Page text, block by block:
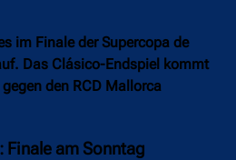
im Finale der Supercopa de
Das Clásico-Endspiel kommt
den RCD Mallorca
Finale am Sonntag